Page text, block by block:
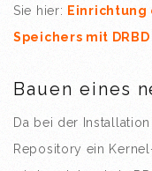
Sie hier:
Speichers mit DRBD
Bauen eines
Da bei der
Repository ein